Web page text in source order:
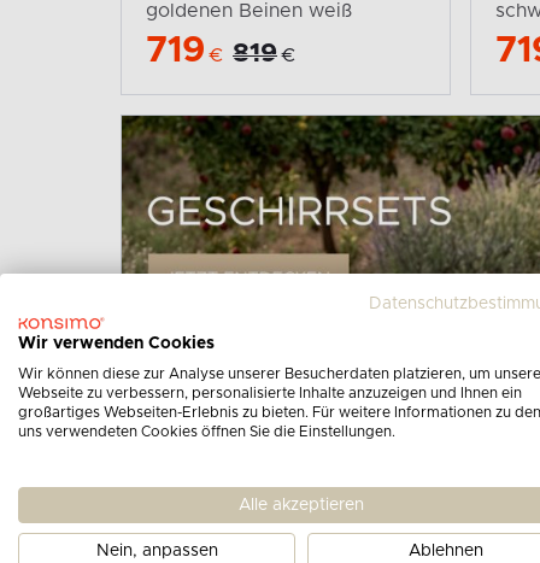
goldenen Beinen weiß
719 € 819 €
Wir verwenden Cookies
Wir können diese zur Analyse unserer Besucherdaten platzieren, um unsere
Webseite zu verbessern, personalisierte Inhalte anzuzeigen und Ihnen ein
großartiges Webseiten-Erlebnis zu bieten. Für weitere Informationen zu
uns verwendeten Cookies öffnen Sie die Einstellungen.
Alle akzeptieren
Nein, anpassen Ablehnen